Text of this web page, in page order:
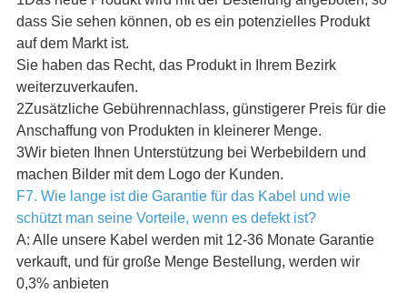
dass Sie sehen können, ob es ein potenzielles Produkt
auf dem Markt ist.
Sie haben das Recht, das Produkt in Ihrem Bezirk
weiterzuverkaufen.
2Zusätzliche Gebührennachlass, günstigerer Preis für die
Anschaffung von Produkten in kleinerer Menge.
3Wir bieten Ihnen Unterstützung bei Werbebildern und
machen Bilder mit dem Logo der Kunden.
F7. Wie lange ist die Garantie für das Kabel und wie
schützt man seine Vorteile, wenn es defekt ist?
A: Alle unsere Kabel werden mit 12-36 Monate Garantie
verkauft, und für große Menge Bestellung, werden wir
0,3% anbieten